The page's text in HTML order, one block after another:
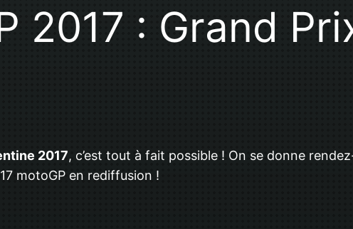
2017 : Grand
2017, c’est tout à fait possible ! On se donne
motoGP en rediffusion !